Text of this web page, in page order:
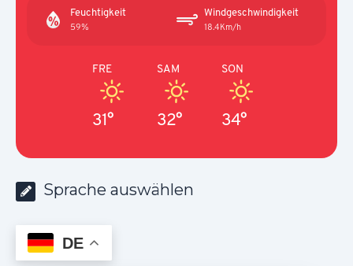
Feuchtigkeit
59%
Windgeschwindigkeit
18.4Km/h
FRE
31°
SAM
32°
SON
34°
Sprache auswählen
DE